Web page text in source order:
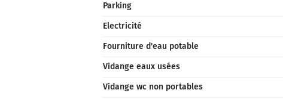
Parking
Electricité
Fourniture d'eau potable
Vidange eaux usées
Vidange wc non portables